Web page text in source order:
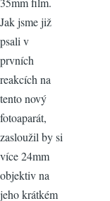
Jak jsme již
psali v
prvních
reakcích na
tento nový
fotoaparát,
zasloužil by si
více 24mm
objektiv na
jeho krátkém